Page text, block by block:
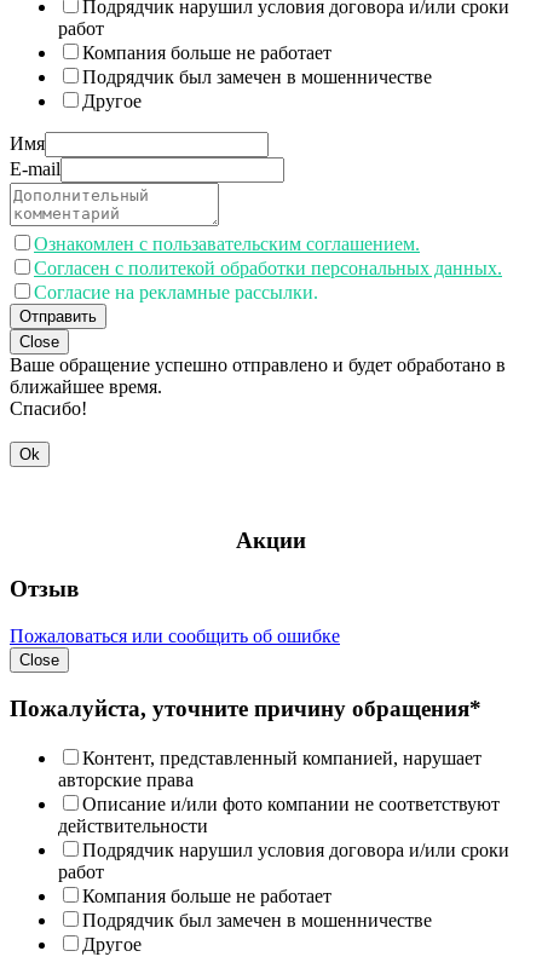
Подрядчик нарушил условия договора и/или сроки
работ
Компания больше не работает
Подрядчик был замечен в мошенничестве
Другое
Имя
E-mail
Ознакомлен с пользавательским соглашением.
Согласен с политекой обработки персональных данных.
Согласие на рекламные рассылки.
Отправить
Close
Ваше обращение успешно отправлено и будет обработано в
ближайшее время.
Спасибо!
Ok
Акции
Отзыв
Пожаловаться или сообщить об ошибке
Close
Пожалуйста, уточните причину обращения*
Контент, представленный компанией, нарушает
авторские права
Описание и/или фото компании не соответствуют
действительности
Подрядчик нарушил условия договора и/или сроки
работ
Компания больше не работает
Подрядчик был замечен в мошенничестве
Другое